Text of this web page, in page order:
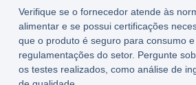
Verifique se o fornecedor atende às
alimentar e se possui certificações
que o produto é seguro para consumo
regulamentações do setor. Pergunte
os testes realizados, como análise de